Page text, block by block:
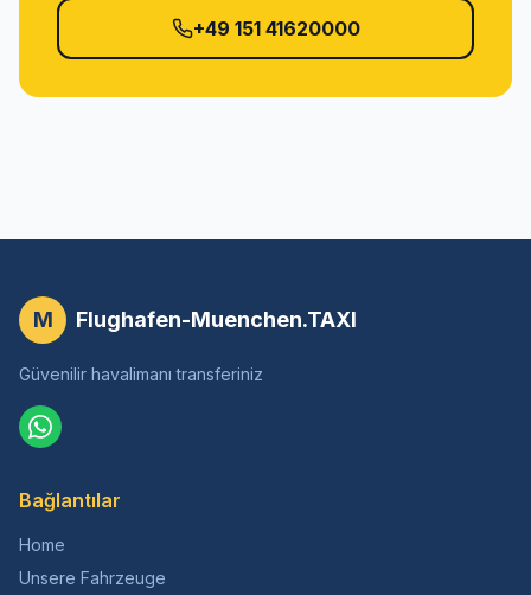
+49 151 41620000
M Flughafen-Muenchen.TAXI
Güvenilir havalimanı transferiniz
Bağlantılar
Home
Unsere Fahrzeuge